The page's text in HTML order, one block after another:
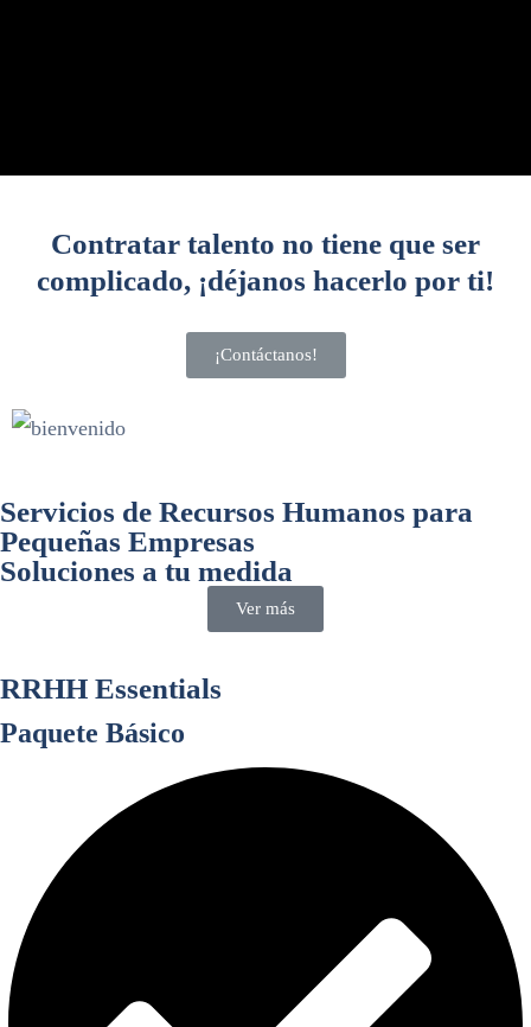
Contratar talento no tiene que ser
complicado, ¡déjanos hacerlo por ti!
¡Contáctanos!
Servicios de Recursos Humanos para
Pequeñas Empresas
Soluciones a tu medida
Ver más
RRHH Essentials
Paquete Básico